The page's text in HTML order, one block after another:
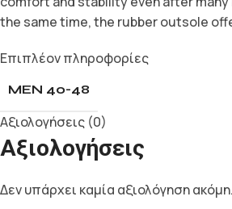
the same time, the rubber outsole
Επιπλέον πληροφορίες
MEN 40-48
Αξιολογήσεις (0)
Αξιολογήσεις
Δεν υπάρχει καμία αξιολόγηση ακόμη.